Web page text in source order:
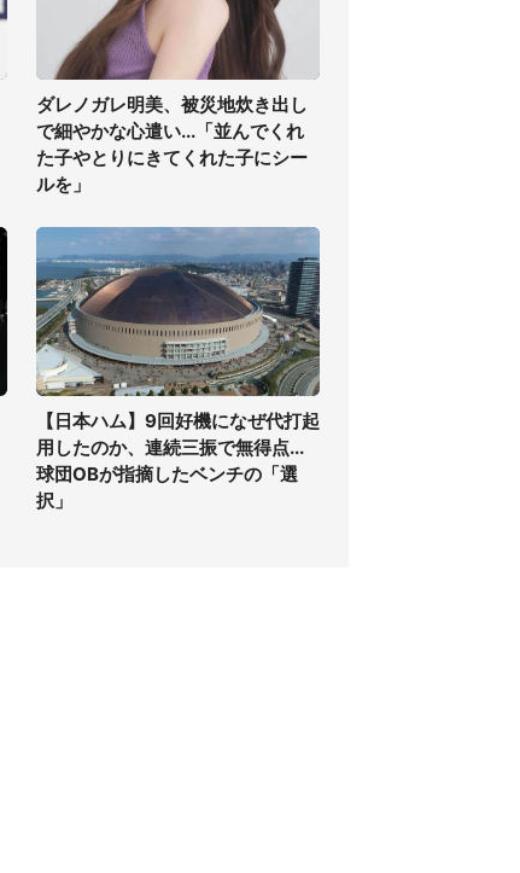
ダレノガレ明美、被災地炊き出し
で細やかな心遣い...「並んでくれ
た子やとりにきてくれた子にシー
ルを」
【日本ハム】9回好機になぜ代打起
用したのか、連続三振で無得点...
球団OBが指摘したベンチの「選
択」